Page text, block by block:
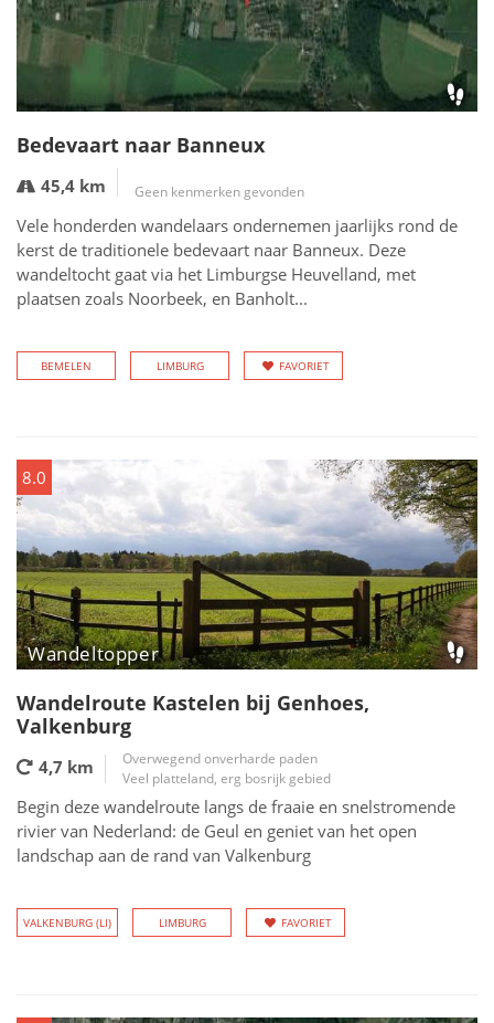
Bedevaart naar Banneux
45,4 km Geen kenmerken gevonden
Vele honderden wandelaars ondernemen jaarlijks rond de
kerst de traditionele bedevaart naar Banneux. Deze
wandeltocht gaat via het Limburgse Heuvelland, met
plaatsen zoals Noorbeek, en Banholt...
BEMELEN LIMBURG FAVORIET
8.0
Wandeltopper
Wandelroute Kastelen bij Genhoes,
Valkenburg
4,7 km
Overwegend onverharde paden
Veel platteland, erg bosrijk gebied
Begin deze wandelroute langs de fraaie en snelstromende
rivier van Nederland: de Geul en geniet van het open
landschap aan de rand van Valkenburg
VALKENBURG (LI) LIMBURG FAVORIET